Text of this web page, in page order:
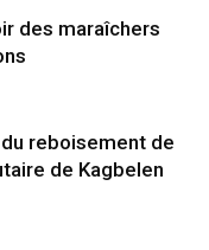
des maraîchers
reboisement de
de Kagbelen